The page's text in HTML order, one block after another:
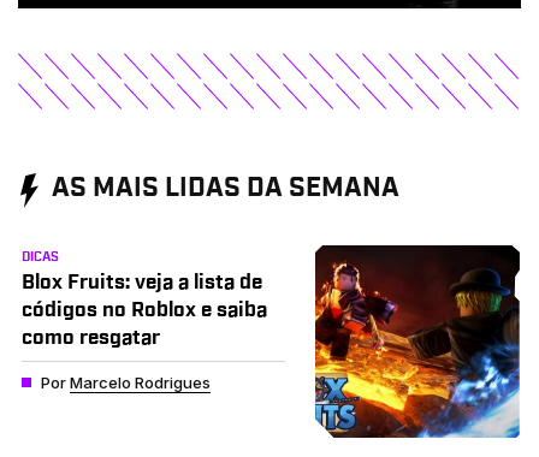
AS MAIS LIDAS DA SEMANA
DICAS
Blox Fruits: veja a lista de
códigos no Roblox e saiba
como resgatar
PorMarcelo Rodrigues